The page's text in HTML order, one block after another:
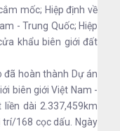
mốc; Hiệp định về
- Trung Quốc; Hiệp
khẩu biên giới đất
đã hoàn thành Dự án
biên giới Việt Nam -
dài 2.337,459km
168 cọc dấu. Ngày